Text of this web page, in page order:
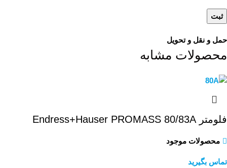
حمل و نقل و تحویل
محصولات مشابه
فلومتر Endress+Hauser PROMASS 80/83A
محصولات موجود
تماس بگیرید